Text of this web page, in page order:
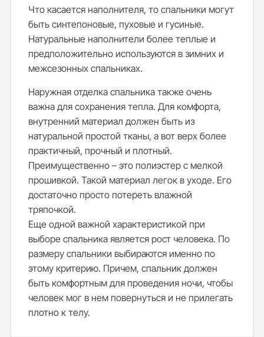
Что касается наполнителя, то спальники могут
быть синтепоновые, пуховые и гусиные.
Натуральные наполнители более теплые и
предположительно используются в зимних и
межсезонных спальниках.
Наружная отделка спальника также очень
важна для сохранения тепла. Для комфорта,
внутренний материал должен быть из
натуральной простой тканы, а вот верх более
практичный, прочный и плотный.
Преимущественно – это полиэстер с мелкой
прошивкой. Такой материал легок в уходе. Его
достаточно просто потереть влажной
тряпочкой.
Еще одной важной характеристикой при
выборе спальника является рост человека. По
размеру спальники выбираются именно по
этому критерию. Причем, спальник должен
быть комфортным для проведения ночи, чтобы
человек мог в нем повернуться и не прилегать
плотно к телу.